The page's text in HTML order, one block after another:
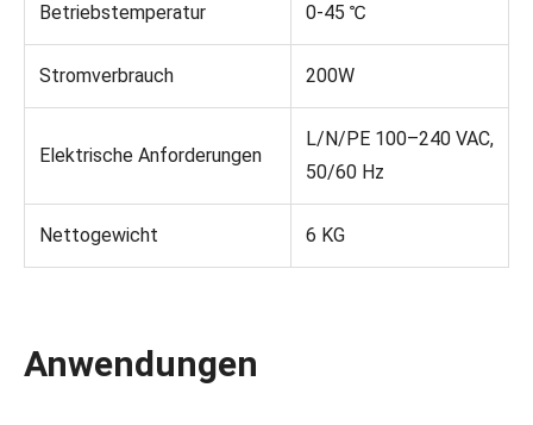
Betriebstemperatur 0-45 ℃
Stromverbrauch 200W
Elektrische Anforderungen
L/N/PE 100–240 VAC,
50/60 Hz
Nettogewicht 6 KG
Anwendungen